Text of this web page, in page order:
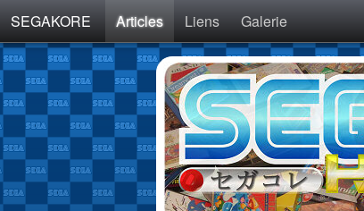
SEGAKORE Articles Liens Galerie